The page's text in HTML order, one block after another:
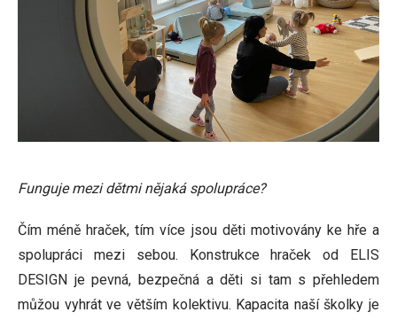
Funguje mezi dětmi nějaká spolupráce?
Čím méně hraček, tím více jsou děti motivovány ke hře a
spolupráci mezi sebou. Konstrukce hraček od ELIS
DESIGN je pevná, bezpečná a děti si tam s přehledem
můžou vyhrát ve větším kolektivu. Kapacita naší školky je